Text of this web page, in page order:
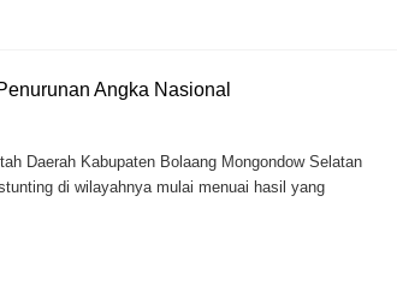
Angka Nasional
Daerah Kabupaten Bolaang Mongondow Selatan
di wilayahnya mulai menuai hasil yang